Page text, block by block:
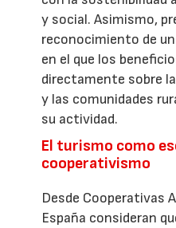
y social. Asimismo,
reconocimiento de
en el que los
directamente sobre
y las comunidades
su actividad.
El turismo como
cooperativismo
Desde Cooperativas
España consideran